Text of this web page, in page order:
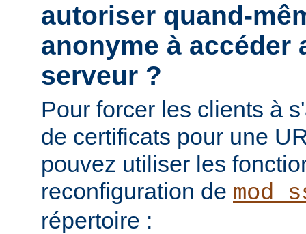
autoriser quand-
anonyme à accéder
serveur ?
Pour forcer les clients à
de certificats pour une
pouvez utiliser les
reconfiguration de
répertoire :